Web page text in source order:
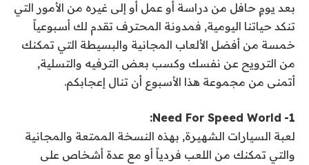
بعد يومٍ حافل من دراسة أو عمل أو إلى غيره من الأمور التي
تنكد حياتنا اليومية, فمدونة المحترف تقدم لك أسبوعياً
خمسة من أفضل الألعاب المجانية والبسيطة التي تمكنك
من الترويح عن نفسك وكسب بعض الترفيه والتسلية,
أتمنى من مجموعة هذا الأسبوع أن تنال إعجابكم.
1-
Need For Speed World:
لعبة السيارات الشهيرة, بهذه النسخة الممتعة والمجانية
والتي تمكنك من اللعب فردياً أو مع عدة أشخاص على